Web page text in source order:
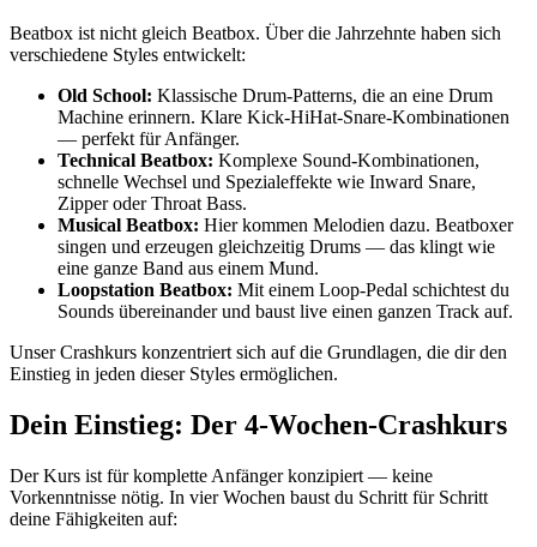
Beatbox ist nicht gleich Beatbox. Über die Jahrzehnte haben sich
verschiedene Styles entwickelt:
Old School: Klassische Drum-Patterns, die an eine Drum
Machine erinnern. Klare Kick-HiHat-Snare-Kombinationen
— perfekt für Anfänger.
Technical Beatbox: Komplexe Sound-Kombinationen,
schnelle Wechsel und Spezialeffekte wie Inward Snare,
Zipper oder Throat Bass.
Musical Beatbox: Hier kommen Melodien dazu. Beatboxer
singen und erzeugen gleichzeitig Drums — das klingt wie
eine ganze Band aus einem Mund.
Loopstation Beatbox: Mit einem Loop-Pedal schichtest du
Sounds übereinander und baust live einen ganzen Track auf.
Unser Crashkurs konzentriert sich auf die Grundlagen, die dir den
Einstieg in jeden dieser Styles ermöglichen.
Dein Einstieg: Der 4-Wochen-Crashkurs
Der Kurs ist für komplette Anfänger konzipiert — keine
Vorkenntnisse nötig. In vier Wochen baust du Schritt für Schritt
deine Fähigkeiten auf: